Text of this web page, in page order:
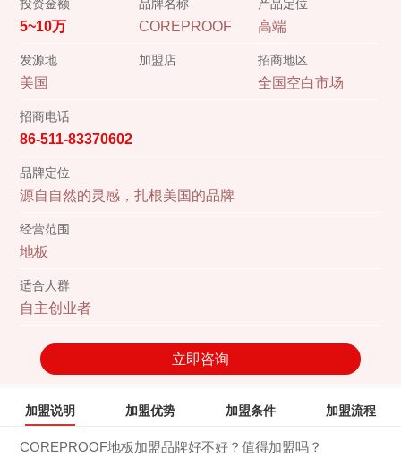
投资金额
5~10万
品牌名称
COREPROOF
产品定位
高端
发源地
美国
加盟店 招商地区
全国空白市场
招商电话
86-511-83370602
品牌定位
源自自然的灵感，扎根美国的品牌
经营范围
地板
适合人群
自主创业者
立即咨询
加盟说明 加盟优势 加盟条件 加盟流程
COREPROOF地板加盟品牌好不好？值得加盟吗？